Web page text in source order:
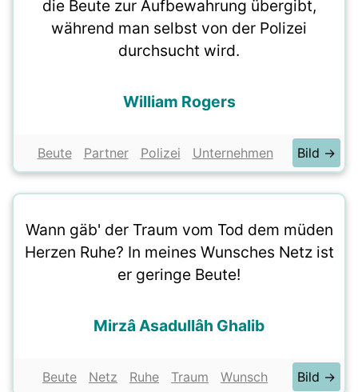
die Beute zur Aufbewahrung übergibt,
während man selbst von der Polizei
durchsucht wird.
William Rogers
Beute Partner Polizei Unternehmen Bild →
Wann gäb' der Traum vom Tod dem müden
Herzen Ruhe? In meines Wunsches Netz ist
er geringe Beute!
Mirzâ Asadullâh Ghalib
Beute Netz Ruhe Traum Wunsch Bild →